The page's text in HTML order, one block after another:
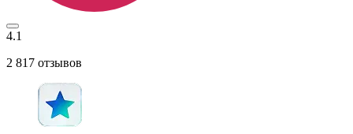
4.1
2 817 отзывов